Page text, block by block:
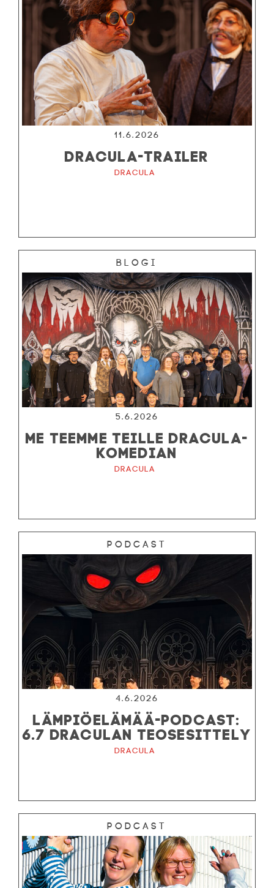
11.6.2026
DRACULA-TRAILER
Dracula
Blogi
5.6.2026
ME TEEMME TEILLE DRACULA-
KOMEDIAN
Dracula
Podcast
4.6.2026
LÄMPIÖELÄMÄÄ-PODCAST:
6.7 DRACULAN TEOSESITTELY
Dracula
Podcast